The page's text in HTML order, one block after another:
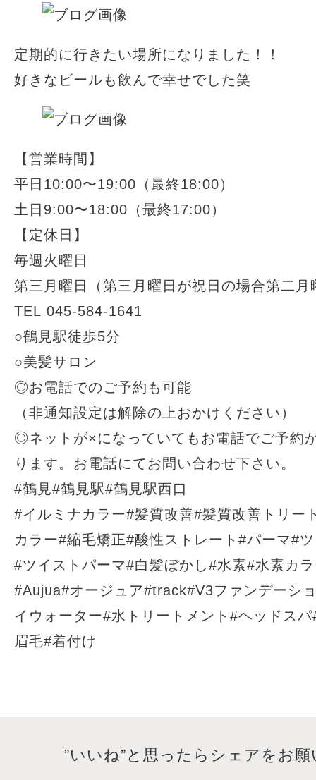
定期的に行きたい場所になりました！！
好きなビールも飲んで幸せでした笑
【営業時間】
平日10:00〜19:00（最終18:00）
土日9:00〜18:00（最終17:00）
【定休日】
毎週火曜日
第三月曜日（第三月曜日が祝日の場合第二月
TEL 045-584-1641
○鶴見駅徒歩5分
○美髪サロン
◎お電話でのご予約も可能
（非通知設定は解除の上おかけください）
◎ネットが×になっていてもお電話でご予約
ります。お電話にてお問い合わせ下さい。
#鶴見#鶴見駅#鶴見駅西口
#イルミナカラー#髪質改善#髪質改善トリー
カラー#縮毛矯正#酸性ストレート#パーマ#
#ツイストパーマ#白髪ぼかし#水素#水素カ
#Aujua#オージュア#track#V3ファンデーシ
イウォーター#水トリートメント#ヘッドス
眉毛#着付け
”いいね”と思ったらシェアをお